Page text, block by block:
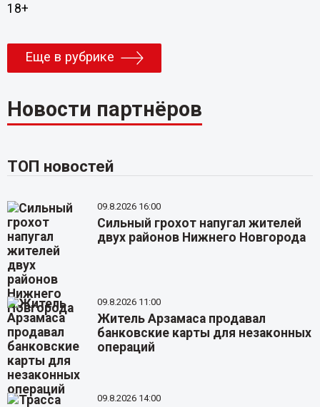
18+
Еще в рубрике
Новости партнёров
ТОП новостей
09.8.2026 16:00
Сильный грохот напугал жителей
двух районов Нижнего Новгорода
09.8.2026 11:00
Житель Арзамаса продавал
банковские карты для незаконных
операций
09.8.2026 14:00